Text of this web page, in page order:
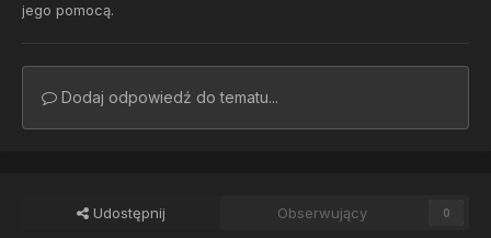
jego pomocą.
Dodaj odpowiedź do tematu...
Udostępnij Obserwujący 0